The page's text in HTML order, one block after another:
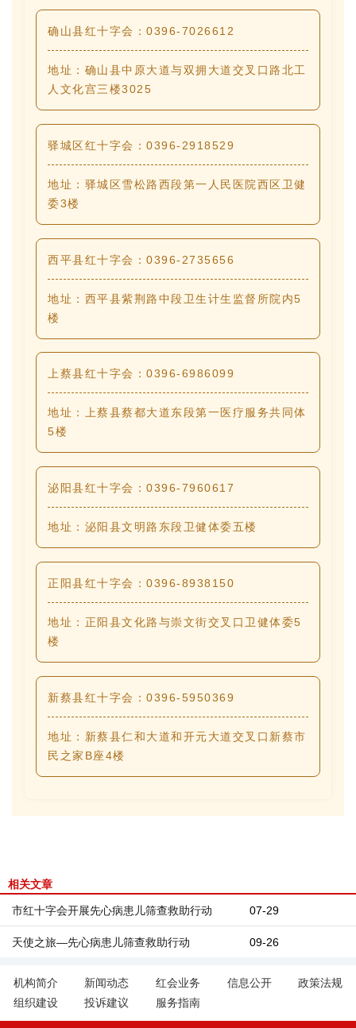
确山县红十字会：0396-7026612
地址： 确山县中原大道与双拥大道交叉口路北工
人文化宫三楼3025
驿城区红十字会：0396-2918529
地址：驿城区雪松路西段第一人民医院西区卫健
委3楼
西平县红十字会：0396-2735656
地址：西平县紫荆路中段卫生计生监督所院内5
楼
上蔡县红十字会：0396-6986099
地址：上蔡县蔡都大道东段第一医疗服务共同体
5楼
泌阳县红十字会：0396-7960617
地址：泌阳县文明路东段卫健体委五楼
正阳县红十字会：0396-8938150
地址：正阳县文化路与崇文街交叉口卫健体委5
楼
新蔡县红十字会：0396-5950369
地址：新蔡县仁和大道和开元大道交叉口新蔡市
民之家B座4楼
相关文章
07-29
市红十字会开展先心病患儿筛查救助行动
09-26
天使之旅—先心病患儿筛查救助行动
机构简介 新闻动态 红会业务 信息公开
政策法规
组织建设
投诉建议 服务指南